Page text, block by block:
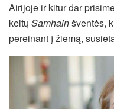
Airijoje ir kitur dar
keltų Samhainšventės,
pereinant į žiemą,